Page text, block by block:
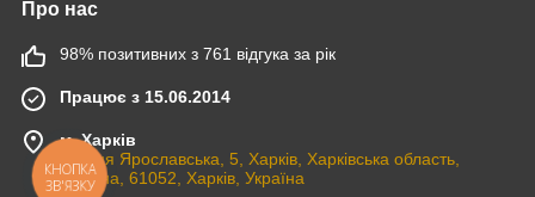
Про нас
98% позитивних з 761 відгука за рік
Працює з 15.06.2014
м. Харків
вулиця Ярославська, 5, Харків, Харківська область,
Україна, 61052, Харків, Україна
КНОПКА
ЗВ'ЯЗКУ